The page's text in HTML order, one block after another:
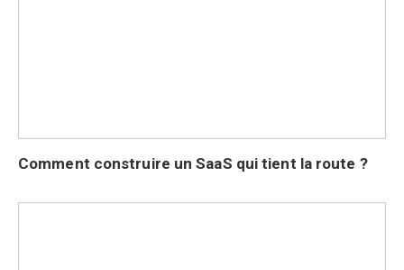
Comment construire un SaaS qui tient la route ?